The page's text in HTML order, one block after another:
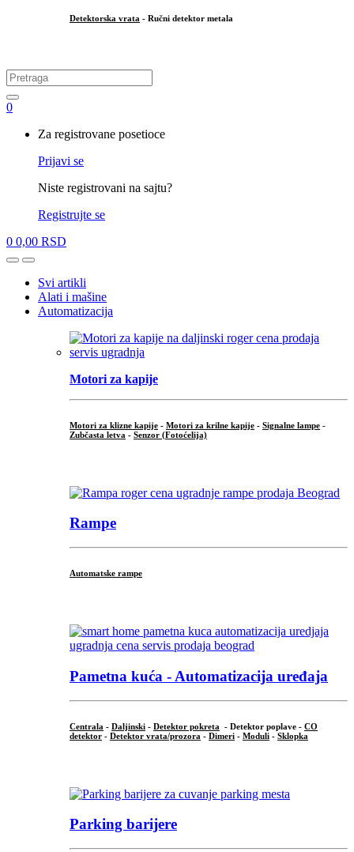
Detektorska vrata - Ručni detektor metala
Search
for:
0
Za registrovane posetioce
Prijavi se
Niste registrovani na sajtu?
Registrujte se
0 0,00 RSD
OpenClose
Svi artikli
Alati i mašine
Automatizacija
Motori za kapije
Motori za klizne kapije - Motori za krilne kapije - Signalne lampe -
Zubčasta letva - Senzor (Fotoćelija)
Rampe
Automatske rampe
Pametna kuća - Automatizacija uređaja
Centrala - Daljinski - Detektor pokreta - Detektor poplave - CO
detektor - Detektor vrata/prozora - Dimeri - Moduli - Sklopka
Parking barijere